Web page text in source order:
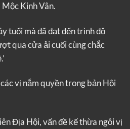
Mộc Kinh Vân.
tuổi mà đã đạt đến trình độ
qua cửa ải cuối cùng chắc
vị nắm quyền trong bản Hội
Địa Hội, vấn đề kế thừa ngôi vị